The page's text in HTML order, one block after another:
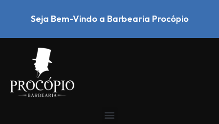
Seja Bem-Vindo a Barbearia Procópio